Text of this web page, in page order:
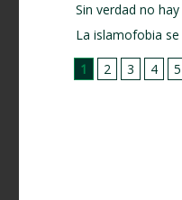
Sin verdad no
La islamofobia
1
2 3 4 5